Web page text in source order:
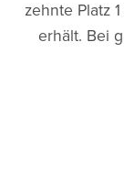
zehnte Platz
erhält. Bei